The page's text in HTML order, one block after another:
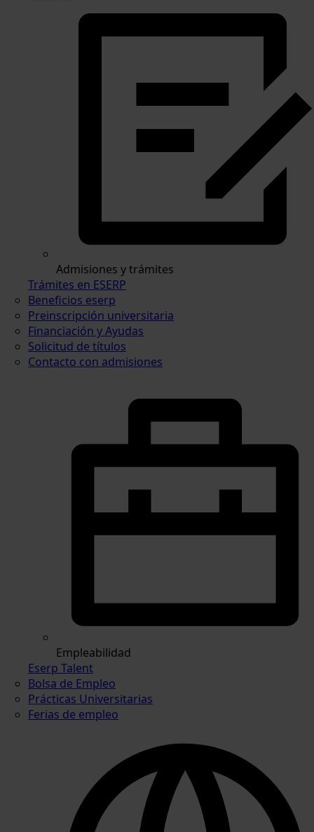
Admisiones y trámites
Trámites en ESERP
Beneficios eserp
Preinscripción universitaria
Financiación y Ayudas
Solicitud de títulos
Contacto con admisiones
Empleabilidad
Eserp Talent
Bolsa de Empleo
Prácticas Universitarias
Ferias de empleo